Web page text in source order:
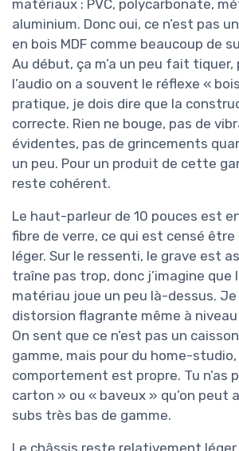
matériaux : PVC, polycarbonate,
aluminium. Donc oui, ce n’est pas
en bois MDF comme beaucoup de
Au début, ça m’a un peu fait tiquer,
l’audio on a souvent le réflexe «
pratique, je dois dire que la
correcte. Rien ne bouge, pas de
évidentes, pas de grincements
un peu. Pour un produit de cette
reste cohérent.
Le haut-parleur de 10 pouces est
fibre de verre, ce qui est censé
léger. Sur le ressenti, le grave est
traîne pas trop, donc j’imagine que
matériau joue un peu là-dessus. Je
distorsion flagrante même à
On sent que ce n’est pas un
gamme, mais pour du home-studio,
comportement est propre. Tu n’as
carton » ou « baveux » qu’on peut
subs très bas de gamme.
Le châssis reste relativement léger